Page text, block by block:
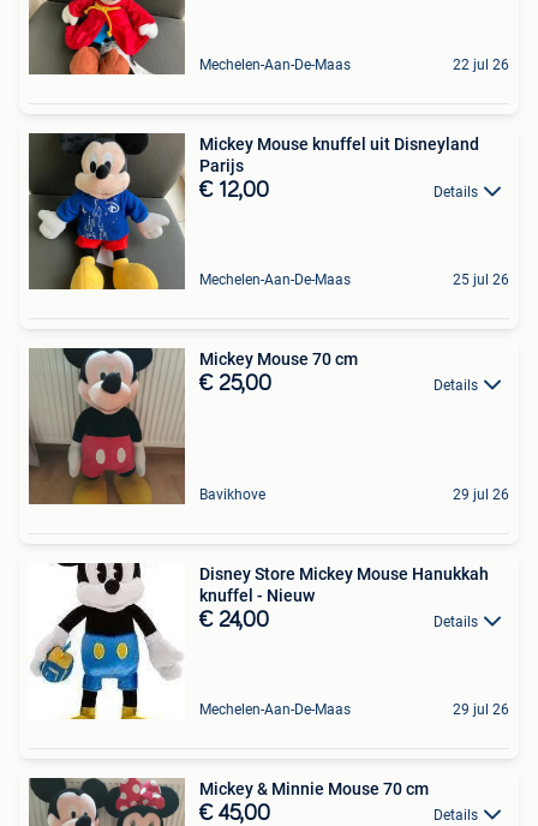
Mechelen-Aan-De-Maas 22 jul 26
Mickey Mouse knuffel uit Disneyland
Parijs
€ 12,00 Details
Mechelen-Aan-De-Maas 25 jul 26
Mickey Mouse 70 cm
€ 25,00 Details
Bavikhove 29 jul 26
Disney Store Mickey Mouse Hanukkah
knuffel - Nieuw
€ 24,00 Details
Mechelen-Aan-De-Maas 29 jul 26
Mickey & Minnie Mouse 70 cm
€ 45,00 Details